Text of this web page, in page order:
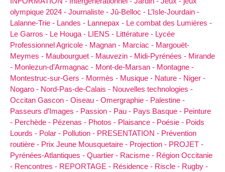
olympique 2024 - Journaliste - Jû-Belloc - L’Isle-Jourdain -
Lalanne-Trie - Landes - Lannepax - Le combat des Lumières -
Le Garros - Le Houga - LIENS - Littérature - Lycée
Professionnel Agricole - Magnan - Marciac - Margouët-
Meymes - Maubourguet - Mauvezin - Midi-Pyrénées - Mirande
- Monlezun-d’Armagnac - Mont-de-Marsan - Montagne -
Montestruc-sur-Gers - Mormès - Musique - Nature - Niger -
Nogaro - Nord-Pas-de-Calais - Nouvelles technologies -
Occitan Gascon - Oiseau - Omergraphie - Palestine -
Passeurs d’Images - Passion - Pau - Pays Basque - Peinture
- Perchède - Pézenas - Photos - Plaisance - Poésie - Poids
Lourds - Polar - Pollution - PRESENTATION - Prévention
routière - Prix Jeune Mousquetaire - Projection - PROJET -
Pyrénées-Atlantiques - Quartier - Racisme - Région Occitanie
- Rencontres - REPORTAGE - Résidence - Riscle - Rugby -